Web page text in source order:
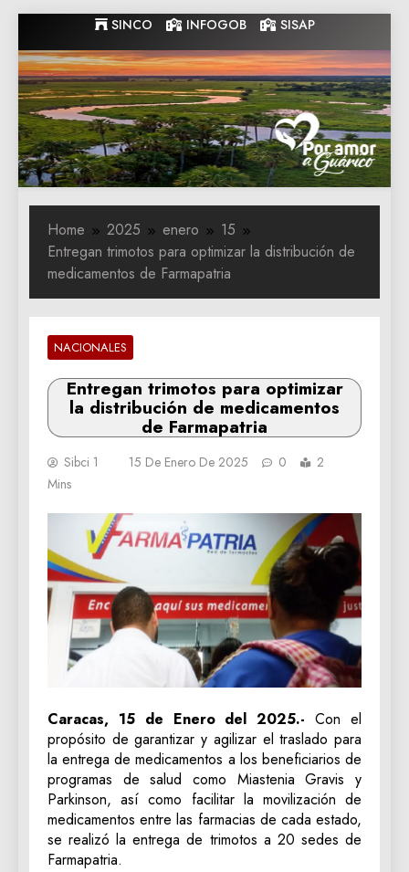
to
content
SINCO INFOGOB SISAP
Gobernacion
de Guarico
Gobernacion de Guarico
Home 2025 enero
15
Entregan trimotos para optimizar la distribución de
medicamentos de Farmapatria
NACIONALES
Entregan trimotos para optimizar
la distribución de medicamentos
de Farmapatria
Sibci 1 15 De Enero De 2025 0
2
Mins
Caracas, 15 de Enero del 2025.- Con el
propósito de garantizar y agilizar el traslado para
la entrega de medicamentos a los beneficiarios de
programas de salud como Miastenia Gravis y
Parkinson, así como facilitar la movilización de
medicamentos entre las farmacias de cada estado,
se realizó la entrega de trimotos a 20 sedes de
Farmapatria.